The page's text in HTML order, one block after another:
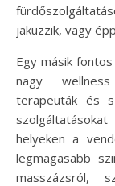
jakuzzik, vagy
Egy másik
nagy
terapeuták és
helyeken a
legmagasabb
masszázsról,